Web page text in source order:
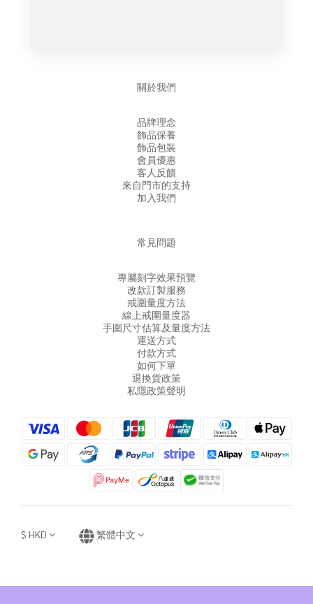
關於我們
品牌理念
飾品保養
飾品包裝
會員優惠
客人反饋
來自門市的支持
加入我們
常見問題
專屬刻字效果預覽
改款訂製服務
戒圍量度方法
線上戒圍量度器
手圍尺寸估算及量度方法
運送方式
付款方式
如何下單
退換貨政策
私隱政策聲明
$ HKD 繁體中文